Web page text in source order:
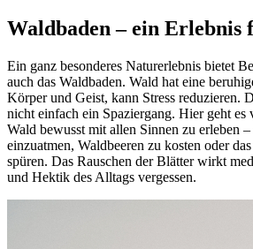
Waldbaden – ein Erlebnis
Ein ganz besonderes Naturerlebnis bietet
auch das Waldbaden. Wald hat eine
Körper und Geist, kann Stress reduzieren.
nicht einfach ein Spaziergang. Hier geht es
Wald bewusst mit allen Sinnen zu erleben
einzuatmen, Waldbeeren zu kosten oder
spüren. Das Rauschen der Blätter wirkt
und Hektik des Alltags vergessen.